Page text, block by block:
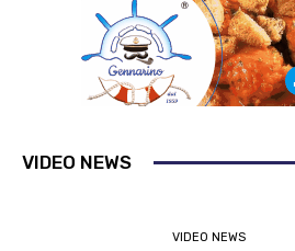
VIDEO NEWS
VIDEO NEWS